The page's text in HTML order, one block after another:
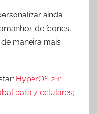
ainda
de ícones,
maneira mais
HyperOS 2.1:
para 7 celulares;